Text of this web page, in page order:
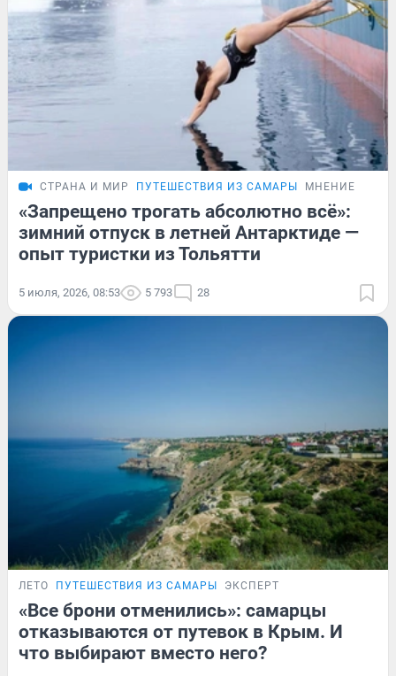
СТРАНА И МИР ПУТЕШЕСТВИЯ ИЗ САМАРЫ МНЕНИЕ
«Запрещено трогать абсолютно всё»:
зимний отпуск в летней Антарктиде —
опыт туристки из Тольятти
5 июля, 2026, 08:53 5 793 28
ЛЕТО ПУТЕШЕСТВИЯ ИЗ САМАРЫ ЭКСПЕРТ
«Все брони отменились»: самарцы
отказываются от путевок в Крым. И
что выбирают вместо него?